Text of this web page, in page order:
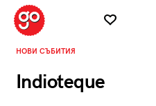
НОВИ СЪБИТИЯ
Indioteque